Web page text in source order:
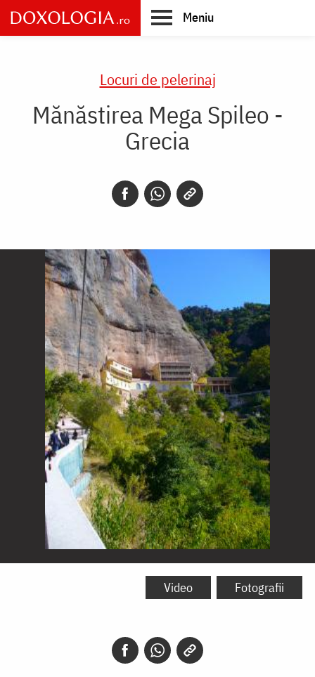
Skip
to
main
Meniu
Locuri de pelerinaj
Mănăstirea Mega Spileo -
Grecia
Mănăstirea
Video Fotografii